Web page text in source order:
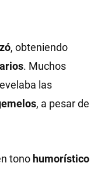
, obteniendo
. Muchos
las
, a pesar de
tono humorístico